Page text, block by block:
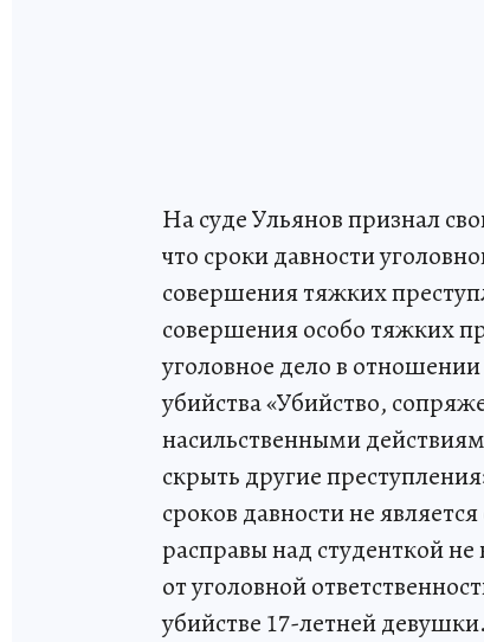
На суде Ульянов признал
что сроки давности
совершения тяжких
совершения особо тяжких
уголовное дело в
убийства «Убийство,
насильственными
скрыть другие
сроков давности не
расправы над студенткой
от уголовной
убийстве 17-летней девушки.